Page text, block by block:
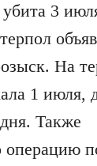
убита 3
На
1 июля,
Также
операцию